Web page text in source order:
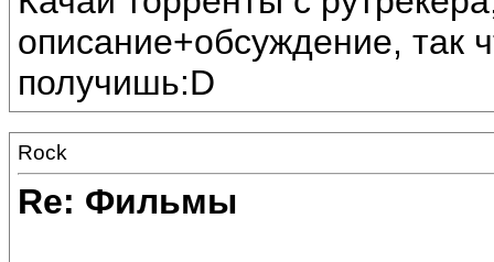
описание+обсуждение, так
получишь:D
Rock
Re: Фильмы